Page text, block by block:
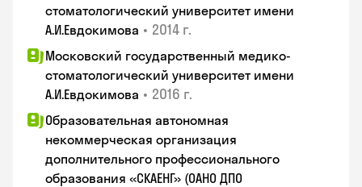
стоматологический университет имени
А.И.Евдокимова • 2014 г.
Московский государственный медико-
стоматологический университет имени
А.И.Евдокимова • 2016 г.
Образовательная автономная
некоммерческая организация
дополнительного профессионального
образования «СКАЕНГ» (ОАНО ДПО